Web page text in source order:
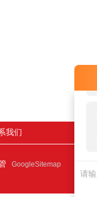
我们
GoogleSitemap